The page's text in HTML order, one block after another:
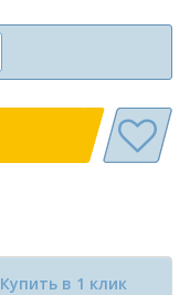
Купить в 1 клик